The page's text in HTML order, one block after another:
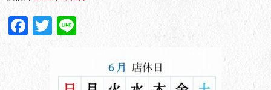
Facebook
Twitter
Line